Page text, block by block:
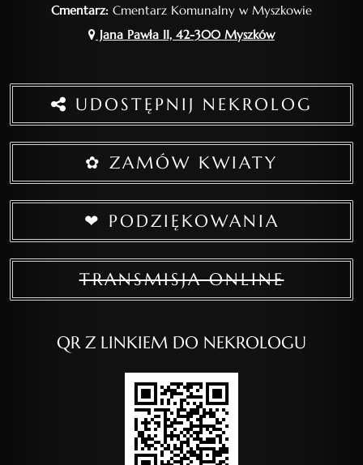
Cmentarz: Cmentarz Komunalny w Myszkowie
Jana Pawła II, 42-300 Myszków
UDOSTĘPNIJ NEKROLOG
✿ ZAMÓW KWIATY
❤ PODZIĘKOWANIA
TRANSMISJA ONLINE
QR Z LINKIEM DO NEKROLOGU